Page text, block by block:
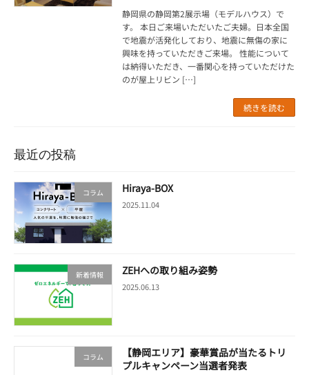
静岡県の静岡第2展示場（モデルハウス）で
す。 本日ご来場いただいたご夫婦。日本全国
で地震が活発化しており、地震に無傷の家に
興味を持っていただきご来場。 性能について
は納得いただき、一番関心を持っていただけた
のが屋上リビン […]
続きを読む
最近の投稿
コラム Hiraya-BOX
2025.11.04
新着情報 ZEHへの取り組み姿勢
2025.06.13
コラム
【静岡エリア】豪華賞品が当たるトリ
プルキャンペーン当選者発表